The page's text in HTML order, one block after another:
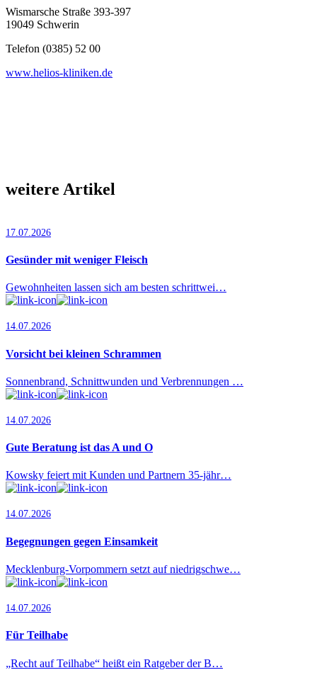
Wismarsche Straße 393-397
19049 Schwerin
Telefon (0385) 52 00
www.helios-kliniken.de
weitere Artikel
17.07.2026
Gesünder mit weniger Fleisch
Gewohnheiten lassen sich am besten schrittwei…
14.07.2026
Vorsicht bei kleinen Schrammen
Sonnenbrand, Schnittwunden und Verbrennungen …
14.07.2026
Gute Beratung ist das A und O
Kowsky feiert mit Kunden und Partnern 35-jähr…
14.07.2026
Begegnungen gegen Einsamkeit
Mecklenburg-Vorpommern setzt auf niedrigschwe…
14.07.2026
Für Teilhabe
„Recht auf Teilhabe“ heißt ein Ratgeber der B…